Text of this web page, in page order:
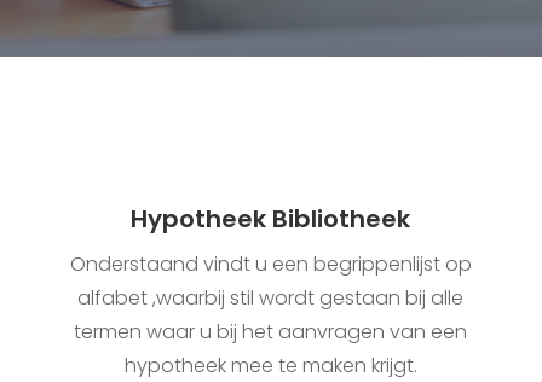
Hypotheek Bibliotheek
Onderstaand vindt u een begrippenlijst op
alfabet ,waarbij stil wordt gestaan bij alle
termen waar u bij het aanvragen van een
hypotheek mee te maken krijgt.